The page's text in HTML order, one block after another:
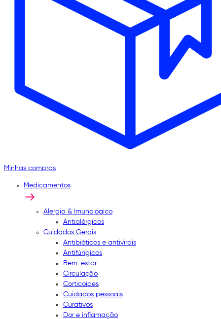
Minhas compras
Medicamentos
Alergia & Imunológico
Antialérgicos
Cuidados Gerais
Antibióticos e antivirais
Antifúngicos
Bem-estar
Circulação
Corticoides
Cuidados pessoais
Curativos
Dor e inflamação